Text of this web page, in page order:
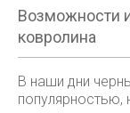
Возможности
ковролина
В наши дни
популярностью,